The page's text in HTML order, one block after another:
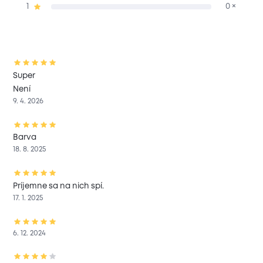
0 ×
Super
Není
9. 4. 2026
Barva
18. 8. 2025
Príjemne sa na nich spí.
17. 1. 2025
6. 12. 2024